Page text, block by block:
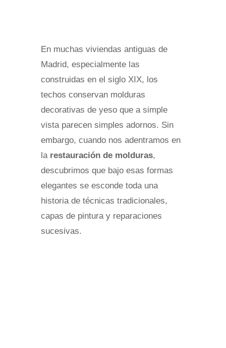
En muchas viviendas antiguas de
Madrid, especialmente las
construidas en el siglo XIX, los
techos conservan molduras
decorativas de yeso que a simple
vista parecen simples adornos. Sin
embargo, cuando nos adentramos en
la restauración de molduras,
descubrimos que bajo esas formas
elegantes se esconde toda una
historia de técnicas tradicionales,
capas de pintura y reparaciones
sucesivas.